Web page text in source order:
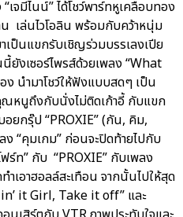
จมีไนน์” ได้โชว์พาร์ทหูเคลือบทอง
เล่นไวโอลิน พร้อมกับคว้าหนุ่ม
ป็นแขกรับเชิญร่วมบรรเลงเปีย
ยังเซอร์ไพรส์ด้วยเพลง “What
ง นำมาโชว์ให้ฟังแบบสดๆ เป็น
ณหนูถึงกับนั่งไม่ติดเก้าอี้ กับแขก
ยกรุ๊ป “PROXIE” (กัน, คิม,
“คุมเกม” ก่อนจะปิดท้ายไปกับ
ฟร์ท” กับ “PROXIE” กับเพลง
ำเอาฮอลล์สะเทือน จากนั้นไปให้สุด
it Girl, Take it off” และ